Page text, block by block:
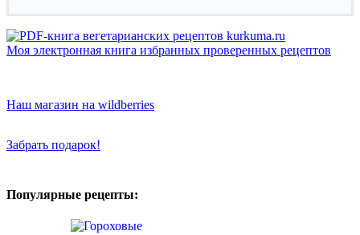
Моя электронная книга избранных проверенных рецептов
Наш магазин на wildberries
Забрать подарок!
Популярные рецепты: